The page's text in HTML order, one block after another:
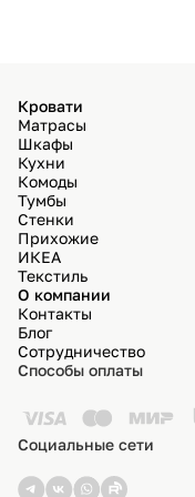
Кровати
Матрасы
Шкафы
Кухни
Комоды
Тумбы
Стенки
Прихожие
ИКЕА
Текстиль
О компании
Контакты
Блог
Сотрудничество
Способы оплаты
Социальные сети